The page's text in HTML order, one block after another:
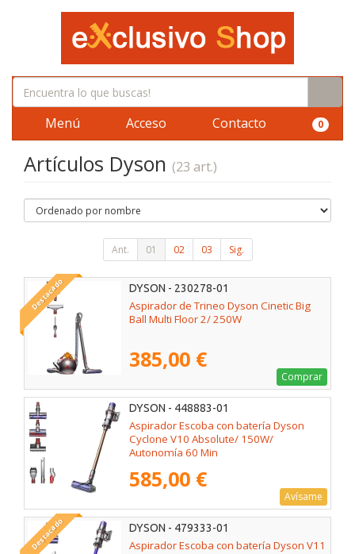
Menú Acceso Contacto 0
Artículos Dyson (23 art.)
Ant. 01 02 03 Sig.
Destacado DYSON - 230278-01
Aspirador de Trineo Dyson Cinetic Big
Ball Multi Floor 2/ 250W
385,00 €
Comprar
DYSON - 448883-01
Aspirador Escoba con batería Dyson
Cyclone V10 Absolute/ 150W/
Autonomía 60 Min
585,00 €
Avísame
Destacado DYSON - 479333-01
Aspirador Escoba con batería Dyson V11